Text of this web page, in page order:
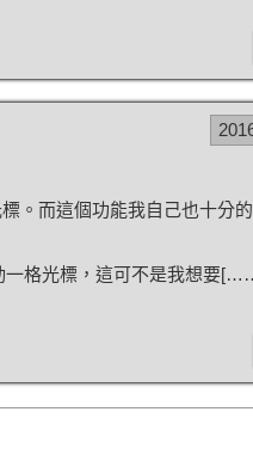
。而這個功能我自己也十分
一格光標，這可不是我想要